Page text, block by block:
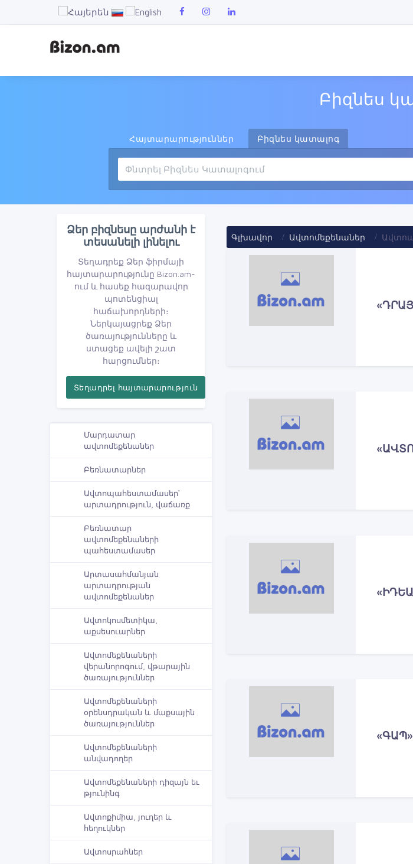
Բիզնես
Հայտարարություններ Բիզնես կատալոգ
Ձեր բիզնեսը արժանի է
տեսանելի լինելու
Տեղադրեք Ձեր ֆիրմայի
հայտարարությունը Bizon.am-
ում և հասեք հազարավոր
պոտենցիալ
հաճախորդների։
Ներկայացրեք Ձեր
ծառայությունները և
ստացեք ավելի շատ
հարցումներ։
Տեղադրել հայտարարություն
Մարդատար
ավտոմեքենաներ
Բեռնատարներ
Ավտոպահեստամասեր՝
արտադրություն, վաճառք
Բեռնատար
ավտոմեքենաների
պահեստամասեր
Արտասահմանյան
արտադրության
ավտոմեքենաներ
Ավտոկոսմետիկա,
աքսեսուարներ
Ավտոմեքենաների
վերանորոգում, վթարային
ծառայություններ
Ավտոմեքենաների
օրենսդրական և մաքսային
ծառայություններ
Ավտոմեքենաների
անվադողեր
Ավտոմեքենաների դիզայն եւ
թյունինգ
Ավտոքիմիա, յուղեր և
հեղուկներ
Ավտոսրահներ
Գլխավոր Ավտոմեքենաներ